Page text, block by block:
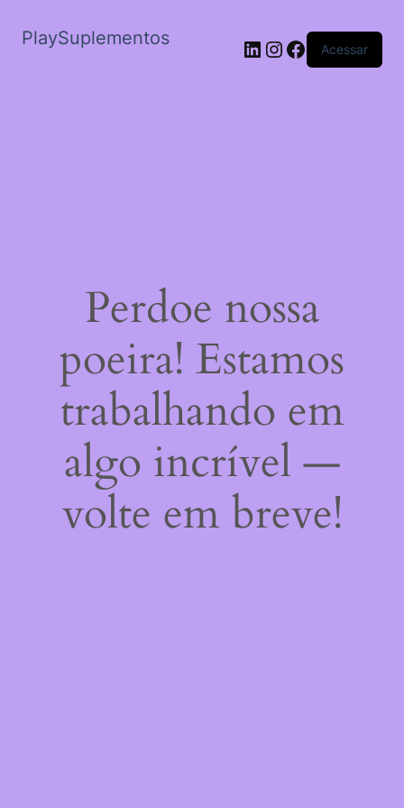
PlaySuplementos LinkedIn
Instagram
Facebook
Acessar
Perdoe nossa
poeira! Estamos
trabalhando em
algo incrível —
volte em breve!